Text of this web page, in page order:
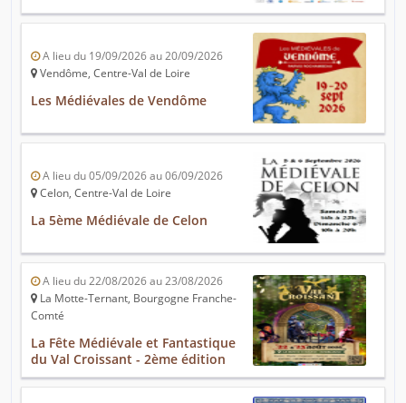
A lieu du 19/09/2026 au 20/09/2026
Vendôme, Centre-Val de Loire
Les Médiévales de Vendôme
A lieu du 05/09/2026 au 06/09/2026
Celon, Centre-Val de Loire
La 5ème Médiévale de Celon
A lieu du 22/08/2026 au 23/08/2026
La Motte-Ternant, Bourgogne Franche-
Comté
La Fête Médiévale et Fantastique
du Val Croissant - 2ème édition